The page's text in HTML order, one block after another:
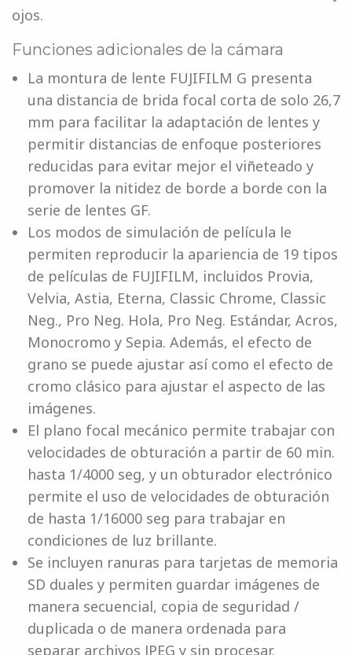
ojos.
Funciones adicionales de la cámara
La montura de lente FUJIFILM G presenta
una distancia de brida focal corta de solo 26,7
mm para facilitar la adaptación de lentes y
permitir distancias de enfoque posteriores
reducidas para evitar mejor el viñeteado y
promover la nitidez de borde a borde con la
serie de lentes GF.
Los modos de simulación de película le
permiten reproducir la apariencia de 19 tipos
de películas de FUJIFILM, incluidos Provia,
Velvia, Astia, Eterna, Classic Chrome, Classic
Neg., Pro Neg. Hola, Pro Neg. Estándar, Acros,
Monocromo y Sepia. Además, el efecto de
grano se puede ajustar así como el efecto de
cromo clásico para ajustar el aspecto de las
imágenes.
El plano focal mecánico permite trabajar con
velocidades de obturación a partir de 60 min.
hasta 1/4000 seg, y un obturador electrónico
permite el uso de velocidades de obturación
de hasta 1/16000 seg para trabajar en
condiciones de luz brillante.
Se incluyen ranuras para tarjetas de memoria
SD duales y permiten guardar imágenes de
manera secuencial, copia de seguridad /
duplicada o de manera ordenada para
separar archivos JPEG y sin procesar.